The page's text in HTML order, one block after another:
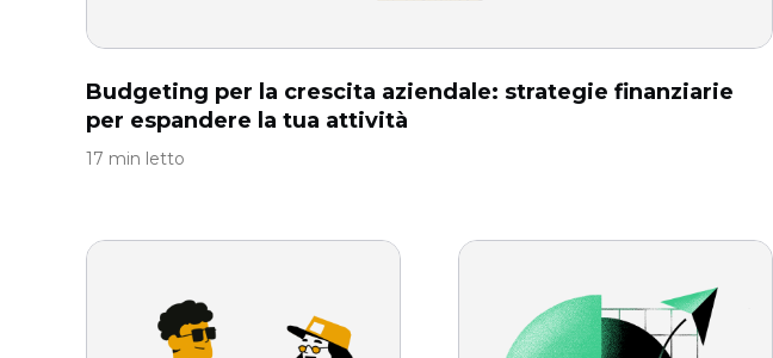
Budgeting per la crescita aziendale: strategie finanziarie
per espandere la tua attività
17 min letto